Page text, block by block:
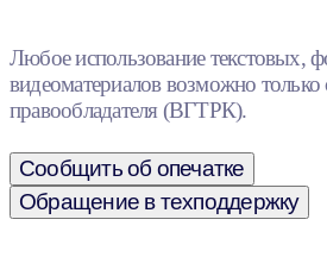
Любое использование текстовых,
видеоматериалов возможно только
правообладателя (ВГТРК).
Сообщить об опечатке
Обращение в техподдержку